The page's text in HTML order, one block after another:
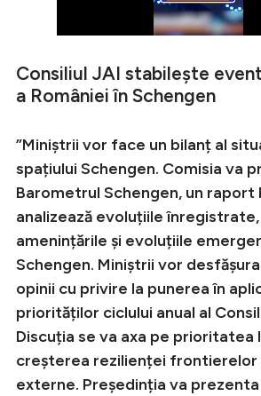
Consiliul JAI stabilește
a României în Schengen
”Miniștrii vor face un bilanț al
spațiului Schengen. Comisia va
Barometrul Schengen, un raport
analizează evoluțiile
amenințările și evoluțiile
Schengen. Miniștrii vor
opinii cu privire la punerea în
priorităților ciclului anual al
Discuția se va axa pe prioritatea
creșterea rezilienței frontierelor
externe. Președinția va